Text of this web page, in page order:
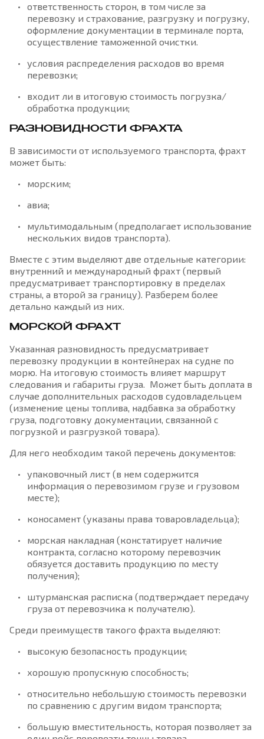
ответственность сторон, в том числе за
перевозку и страхование, разгрузку и погрузку,
оформление документации в терминале порта,
осуществление таможенной очистки.
условия распределения расходов во время
перевозки;
входит ли в итоговую стоимость погрузка/
обработка продукции;
РАЗНОВИДНОСТИ ФРАХТА
В зависимости от используемого транспорта, фрахт
может быть:
морским;
авиа;
мультимодальным (предполагает использование
нескольких видов транспорта).
Вместе с этим выделяют две отдельные категории:
внутренний и международный фрахт (первый
предусматривает транспортировку в пределах
страны, а второй за границу). Разберем более
детально каждый из них.
МОРСКОЙ ФРАХТ
Указанная разновидность предусматривает
перевозку продукции в контейнерах на судне по
морю. На итоговую стоимость влияет маршрут
следования и габариты груза. Может быть доплата в
случае дополнительных расходов судовладельцем
(изменение цены топлива, надбавка за обработку
груза, подготовку документации, связанной с
погрузкой и разгрузкой товара).
Для него необходим такой перечень документов:
упаковочный лист (в нем содержится
информация о перевозимом грузе и грузовом
месте);
коносамент (указаны права товаровладельца);
морская накладная (констатирует наличие
контракта, согласно которому перевозчик
обязуется доставить продукцию по месту
получения);
штурманская расписка (подтверждает передачу
груза от перевозчика к получателю).
Среди преимуществ такого фрахта выделяют:
высокую безопасность продукции;
хорошую пропускную способность;
относительно небольшую стоимость перевозки
по сравнению с другим видом транспорта;
большую вместительность, которая позволяет за